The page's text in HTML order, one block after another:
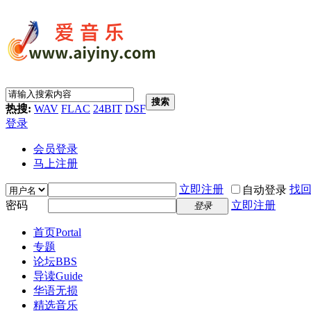
热搜: WAV FLAC 24BIT DSF
搜索
登录
会员登录
马上注册
立即注册 自动登录 找
密码
登录 立即注册
首页Portal
专题
论坛BBS
导读Guide
华语无损
精选音乐